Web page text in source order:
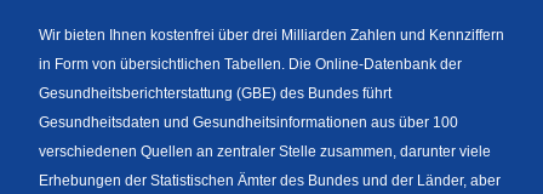
Fußzeile
Wir bieten Ihnen kostenfrei über drei Milliarden Zahlen und Kennziffern
in Form von übersichtlichen Tabellen. Die Online-Datenbank der
Gesundheitsberichterstattung (GBE) des Bundes führt
Gesundheitsdaten und Gesundheitsinformationen aus über 100
verschiedenen Quellen an zentraler Stelle zusammen, darunter viele
Erhebungen der Statistischen Ämter des Bundes und der Länder, aber